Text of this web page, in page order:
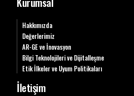
Hakkımızda
Değerlerimiz
AR-GE ve İnovasyon
Bilgi Teknolojileri ve Dijitalleşme
Etik İlkeler ve Uyum Politikaları
İletişim